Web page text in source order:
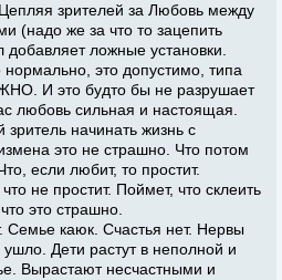
зрителей за Любовь между
(надо же за что то зацепить
добавляет ложные установки.
это допустимо, типа
И это будто бы не разрушает
любовь сильная и настоящая.
начинать жизнь с
это не страшно. Что потом
если любит, то простит.
не простит. Поймет, что склеить
это страшно.
Семье каюк. Счастья нет. Нервы
Дети растут в неполной и
Вырастают несчастными и